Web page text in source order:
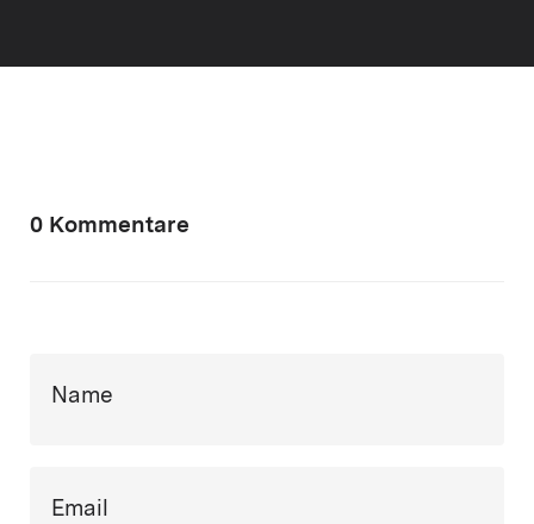
0 Kommentare
Name
Email